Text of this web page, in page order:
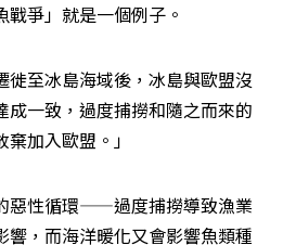
爭」就是一個例子。
徙至冰島海域後，冰島與歐盟沒
成一致，過度捕撈和隨之而來的
加入歐盟。」
惡性循環——過度捕撈導致漁業
響，而海洋暖化又會影響魚類種